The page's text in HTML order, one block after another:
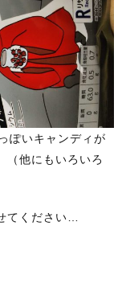
ぽいキャンディが
（他にもいろいろ
てください…